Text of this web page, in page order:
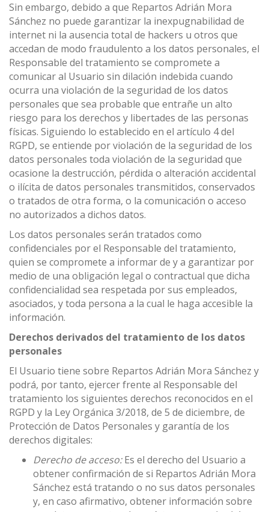
Sin embargo, debido a que Repartos Adrián Mora
Sánchez no puede garantizar la inexpugnabilidad de
internet ni la ausencia total de hackers u otros que
accedan de modo fraudulento a los datos personales, el
Responsable del tratamiento se compromete a
comunicar al Usuario sin dilación indebida cuando
ocurra una violación de la seguridad de los datos
personales que sea probable que entrañe un alto
riesgo para los derechos y libertades de las personas
físicas. Siguiendo lo establecido en el artículo 4 del
RGPD, se entiende por violación de la seguridad de los
datos personales toda violación de la seguridad que
ocasione la destrucción, pérdida o alteración accidental
o ilícita de datos personales transmitidos, conservados
o tratados de otra forma, o la comunicación o acceso
no autorizados a dichos datos.
Los datos personales serán tratados como
confidenciales por el Responsable del tratamiento,
quien se compromete a informar de y a garantizar por
medio de una obligación legal o contractual que dicha
confidencialidad sea respetada por sus empleados,
asociados, y toda persona a la cual le haga accesible la
información.
Derechos derivados del tratamiento de los datos
personales
El Usuario tiene sobre Repartos Adrián Mora Sánchez y
podrá, por tanto, ejercer frente al Responsable del
tratamiento los siguientes derechos reconocidos en el
RGPD y la Ley Orgánica 3/2018, de 5 de diciembre, de
Protección de Datos Personales y garantía de los
derechos digitales:
Derecho de acceso:Es el derecho del Usuario a
obtener confirmación de si Repartos Adrián Mora
Sánchez está tratando o no sus datos personales
y, en caso afirmativo, obtener información sobre